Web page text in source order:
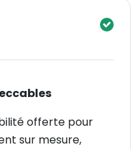
offerte pour
sur mesure,